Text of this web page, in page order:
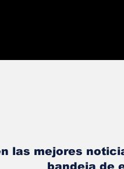
las mejores
bandeja de